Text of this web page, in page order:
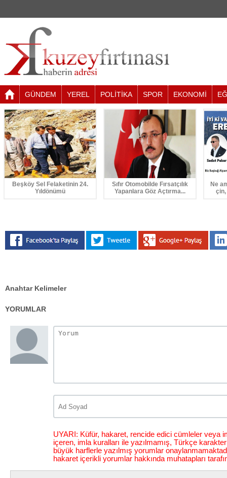
GÜNDEM YEREL POLİTİKA SPOR EKONOMİ
Beşköy Sel Felaketinin 24.
Yıldönümü
Sıfır Otomobilde Fırsatçılık
Yapanlara Göz Açtırma...
Ne
Anahtar Kelimeler
YORUMLAR
UYARI: Küfür, hakaret, rencide edici cümleler veya
içeren, imla kuralları ile yazılmamış, Türkçe
büyük harflerle yazılmış yorumlar
hakaret içerikli yorumlar hakkında muhatapları